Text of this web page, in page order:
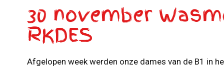
30 november
RKDES
Afgelopen week werden onze dames van de B1 in